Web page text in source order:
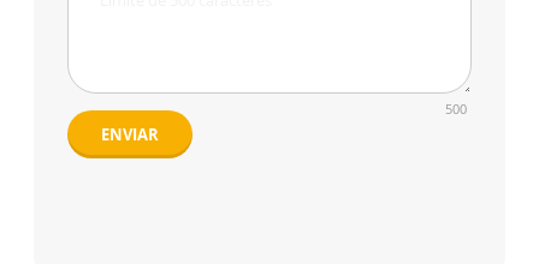
500
ENVIAR